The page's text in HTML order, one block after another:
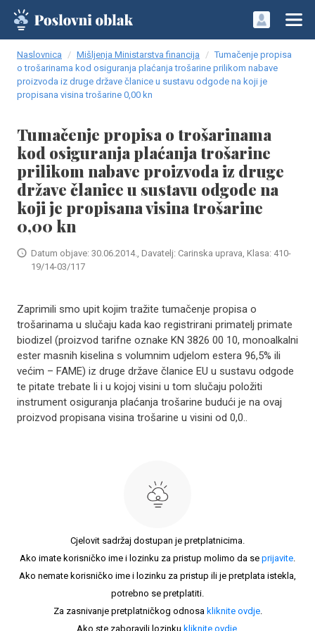
Naslovnica Mišljenja Ministarstva financija
Tumačenje propisa
o trošarinama kod osiguranja plaćanja trošarine prilikom nabave
proizvoda iz druge države članice u sustavu odgode na koji je
propisana visina trošarine 0,00 kn
Tumačenje propisa o trošarinama
kod osiguranja plaćanja trošarine
prilikom nabave proizvoda iz druge
države članice u sustavu odgode na
koji je propisana visina trošarine
0,00 kn
Datum objave: 30.06.2014., Davatelj: Carinska uprava, Klasa: 410-
19/14-03/117
Zaprimili smo upit kojim tražite tumačenje propisa o
trošarinama u slučaju kada kao registrirani primatelj primate
biodizel (proizvod tarifne oznake KN 3826 00 10, monoalkalni
ester masnih kiselina s volumnim udjelom estera 96,5% ili
većim – FAME) iz druge države članice EU u sustavu odgode
te pitate trebate li i u kojoj visini u tom slučaju položiti
instrument osiguranja plaćanja trošarine budući je na ovaj
proizvod propisana visina trošarine u visini od 0,0..
Cjelovit sadržaj dostupan je pretplatnicima.
Ako imate korisničko ime i lozinku za pristup molimo da se prijavite.
Ako nemate korisničko ime i lozinku za pristup ili je pretplata istekla,
potrebno se pretplatiti.
Za zasnivanje pretplatničkog odnosa kliknite ovdje.
Ako ste zaboravili lozinku kliknite ovdje.